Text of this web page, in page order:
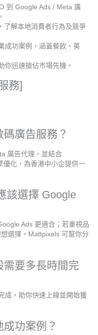
到 Google Ads / Meta 廣
了解本地消費者行為及競爭
成功案例，涵蓋餐飲、美
你迅速搶佔市場先機。
務]
廣告服務？
廣告代理，並結合
優化，為香港中小企提供一
該選擇 Google
Ads 更適合；若重視品
選擇。Mattpixels 可幫你分
需要多長時間完
成，助你快速上線並開始獲
功案例？